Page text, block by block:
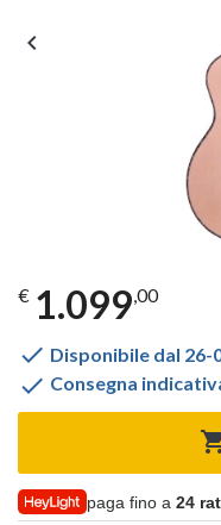

€ 1.099,00
 Disponibile dal 26-
 Consegna
paga fino a24